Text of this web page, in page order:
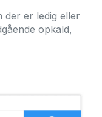
der er ledig eller
opkald,